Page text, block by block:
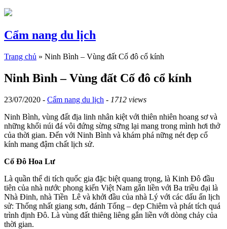
Cẩm nang du lịch
Trang chủ » Ninh Bình – Vùng đất Cố đô cổ kính
Ninh Bình – Vùng đất Cố đô cổ kính
23/07/2020 - Cẩm nang du lịch - 1712 views
Ninh Bình, vùng đất địa linh nhân kiệt với thiên nhiên hoang sơ và
những khối núi đá vôi đứng sừng sững lại mang trong mình hơi thở
của thời gian. Đến với Ninh Bình và khám phá nững nét đẹp cổ
kính mang đậm chất lịch sử.
Cố Đô Hoa Lư
Là quần thể di tích quốc gia đặc biệt quang trọng, là Kinh Đô đầu
tiên của nhà nước phong kiến Việt Nam gắn liền với Ba triều đại là
Nhà Đinh, nhà Tiền Lê và khởi đầu của nhà Lý với các dấu ấn lịch
sử: Thống nhất giang sơn, đánh Tống – dẹp Chiêm và phát tích quá
trình định Đô. Là vùng đất thiêng liêng gắn liền với dòng chảy của
thời gian.